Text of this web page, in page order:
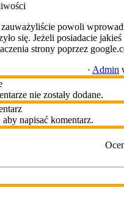
powoli
się. Jeżeli posiadacie
strony poprzez
· Admin
nie zostały dodane.
napisać komentarz.